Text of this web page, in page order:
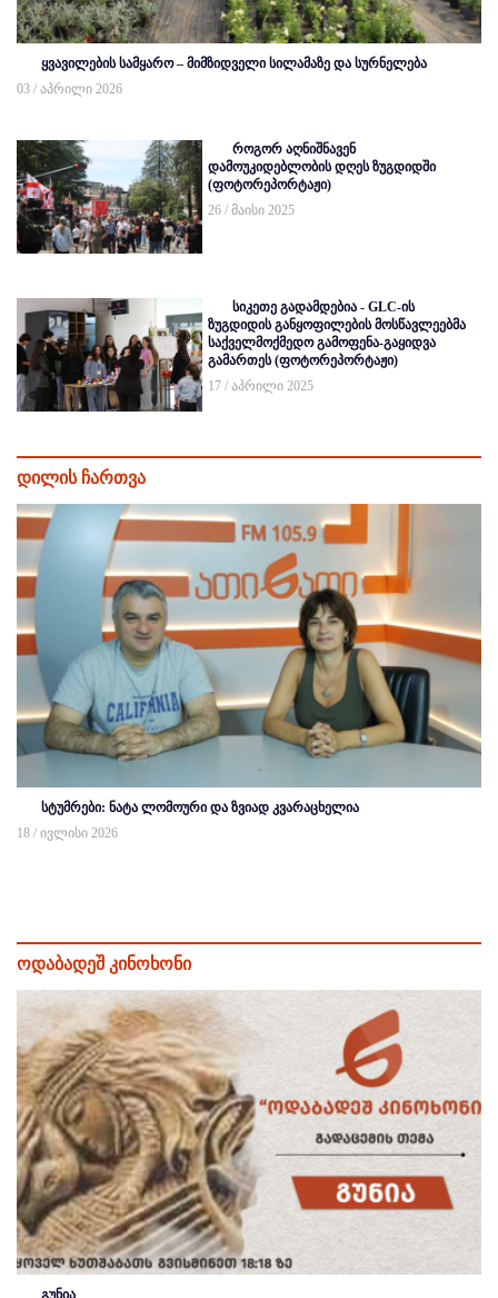
ყვავილების სამყარო – მიმზიდველი სილამაზე და სურნელება
03 / აპრილი 2026
როგორ აღნიშნავენ
დამოუკიდებლობის დღეს ზუგდიდში
(ფოტორეპორტაჟი)
26 / მაისი 2025
სიკეთე გადამდებია - GLC-ის
ზუგდიდის განყოფილების მოსწავლეებმა
საქველმოქმედო გამოფენა-გაყიდვა
გამართეს (ფოტორეპორტაჟი)
17 / აპრილი 2025
დილის ჩართვა
სტუმრები: ნატა ლომოური და ზვიად კვარაცხელია
18 / ივლისი 2026
ოდაბადეშ კინოხონი
გუნია